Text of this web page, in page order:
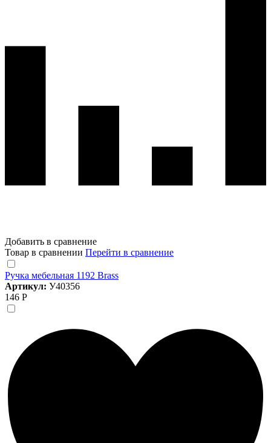
Добавить в сравнение
Товар в сравнении Перейти в сравнение
Ручка мебельная 1192 Brass
Артикул: У40356
146 Р